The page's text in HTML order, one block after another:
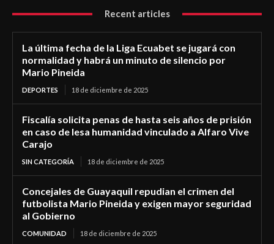
Recent articles
La última fecha de la Liga Ecuabet se jugará con
normalidad y habrá un minuto de silencio por
Mario Pineida
DEPORTES 18 de diciembre de 2025
Fiscalía solicita penas de hasta seis años de prisión
en caso de lesa humanidad vinculado a Alfaro Vive
Carajo
SIN CATEGORÍA 18 de diciembre de 2025
Concejales de Guayaquil repudian el crimen del
futbolista Mario Pineida y exigen mayor seguridad
al Gobierno
COMUNIDAD 18 de diciembre de 2025